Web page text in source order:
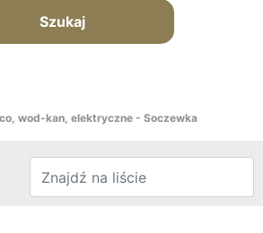
Szukaj
wod-kan, elektryczne - Soczewka